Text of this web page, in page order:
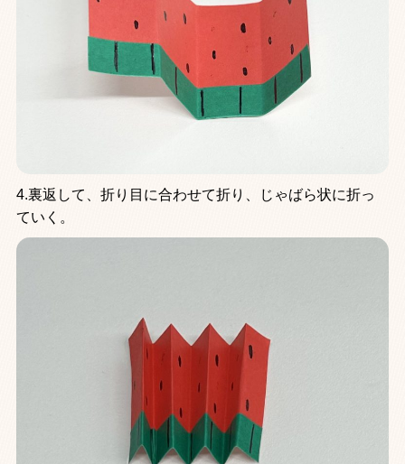
4.裏返して、折り目に合わせて折り、じゃばら状に折っ
ていく。